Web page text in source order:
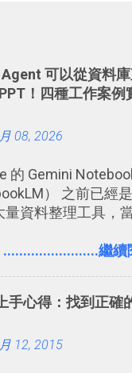
可以從資料
！四種工作案例
08, 2026
的 Gemini
） 之前已經
量資料整理工具，
不一的混亂工作文
這樣的 AI 工作作進
........................繼
手心得：找到正確
12, 2015